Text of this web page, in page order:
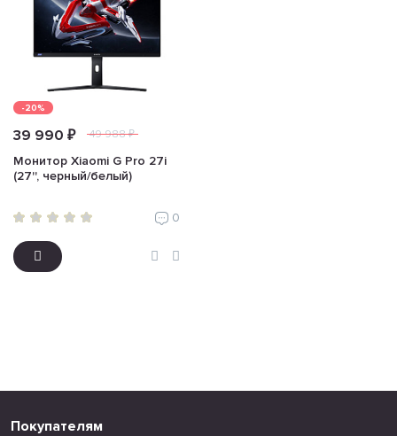
-20%
39 990 ₽ 49 988 ₽
Монитор Xiaomi G Pro 27i
(27'', черный/белый)
0
Покупателям